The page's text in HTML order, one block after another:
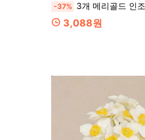
-37% 3개 메리골드 인조 꽃, 죽은 자의 날 장식, 고인을 위한 추모 기도, 가을 장식, 배경 장식, 죽은 자의 날 배경, DIY 수제 화환, 행사, 가정, 벽
3,088원